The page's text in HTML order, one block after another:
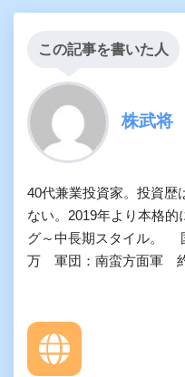
この記事を書いた人
株武将
40代兼業投資家。投資歴
ない。2019年より本格
グ～中長期スタイル。
万 軍団：南蛮方面軍